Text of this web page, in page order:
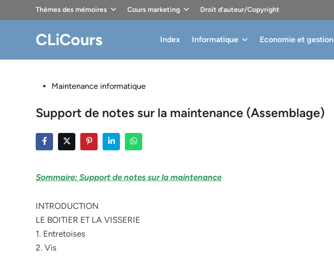
Thèmes des mémoires Cours marketing Droit d’auteur/Copyright
CLiCours Index Informatique Economie et gestion
PostedMaintenance informatique
Support de notes sur la maintenance (Assemblage)
Sommaire: Support de notes sur la maintenance
INTRODUCTION
LE BOITIER ET LA VISSERIE
1. Entretoises
2. Vis